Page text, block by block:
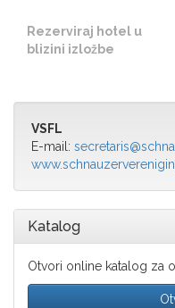
Rezerviraj hotel u
blizini izložbe
VSFL
E-mail:
Katalog
Otvori online katalog za